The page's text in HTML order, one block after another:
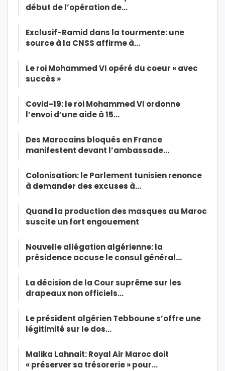
début de l’opération de…
Exclusif-Ramid dans la tourmente: une
source à la CNSS affirme à…
Le roi Mohammed VI opéré du coeur « avec
succès »
Covid-19: le roi Mohammed VI ordonne
l’envoi d’une aide à 15…
Des Marocains bloqués en France
manifestent devant l’ambassade…
Colonisation: le Parlement tunisien renonce
à demander des excuses à…
Quand la production des masques au Maroc
suscite un fort engouement
Nouvelle allégation algérienne: la
présidence accuse le consul général…
La décision de la Cour suprême sur les
drapeaux non officiels…
Le président algérien Tebboune s’offre une
légitimité sur le dos…
Malika Lahnait: Royal Air Maroc doit
« préserver sa trésorerie » pour…